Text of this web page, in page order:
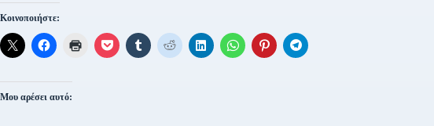
Κοινοποιήστε:
Μου αρέσει αυτό: